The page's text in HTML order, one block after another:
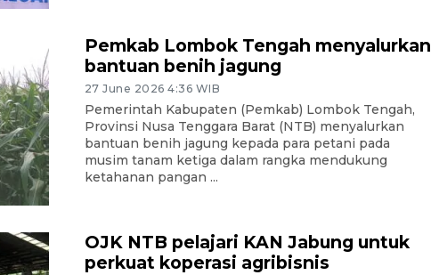
Pemkab Lombok Tengah menyalurkan
bantuan benih jagung
27 June 2026 4:36 WIB
Pemerintah Kabupaten (Pemkab) Lombok Tengah,
Provinsi Nusa Tenggara Barat (NTB) menyalurkan
bantuan benih jagung kepada para petani pada
musim tanam ketiga dalam rangka mendukung
ketahanan pangan ...
OJK NTB pelajari KAN Jabung untuk
perkuat koperasi agribisnis
10 March 2026 12:55 WIB